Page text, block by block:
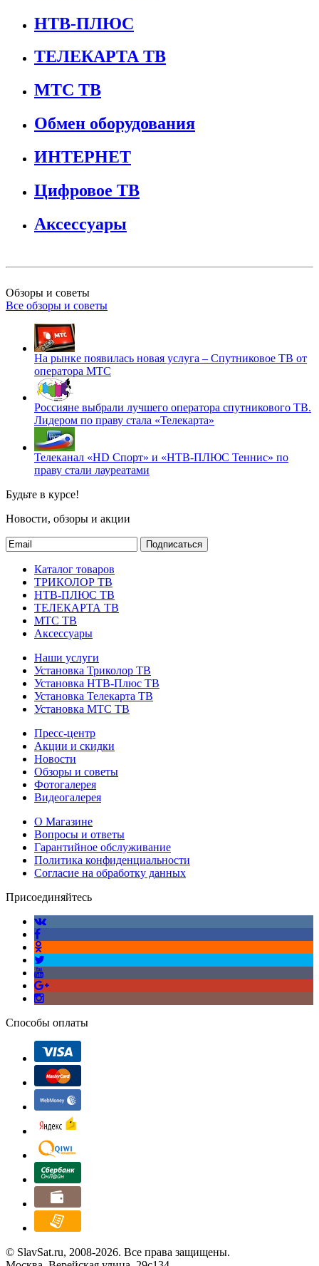
НТВ-ПЛЮС
ТЕЛЕКАРТА ТВ
МТС ТВ
Обмен оборудования
ИНТЕРНЕТ
Цифровое ТВ
Аксессуары
Обзоры и советы
Все обзоры и советы
На рынке появилась новая услуга – Спутниковое ТВ от
оператора МТС
Россияне выбрали лучшего оператора спутникового ТВ.
Лидером по праву стала «Телекарта»
Телеканал «HD Спорт» и «НТВ-ПЛЮС Теннис» по
праву стали лауреатами
Будьте в курсе!
Новости, обзоры и акции
Подписаться
Каталог товаров
ТРИКОЛОР ТВ
НТВ-ПЛЮС ТВ
ТЕЛЕКАРТА ТВ
МТС ТВ
Аксессуары
Наши услуги
Установка Триколор ТВ
Установка НТВ-Плюс ТВ
Установка Телекарта ТВ
Установка МТС ТВ
Пресс-центр
Акции и скидки
Новости
Обзоры и советы
Фотогалерея
Видеогалерея
О Магазине
Вопросы и ответы
Гарантийное обслуживание
Политика конфиденциальности
Согласие на обработку данных
Присоединяйтесь
Способы оплаты
© SlavSat.ru, 2008-2026. Все права защищены.